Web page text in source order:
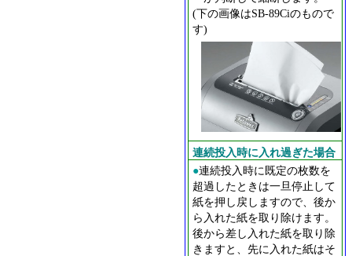
(下の画像はSB-89Ciのもので
す)
連続投入時に入れ過ぎた場合
●連続投入時に既定の枚数を
超過したときは一旦停止して
紙を押し戻しますので、後か
ら入れた紙を取り除けます。
後から差し入れた紙を取り除
きますと、先に入れた紙はそ